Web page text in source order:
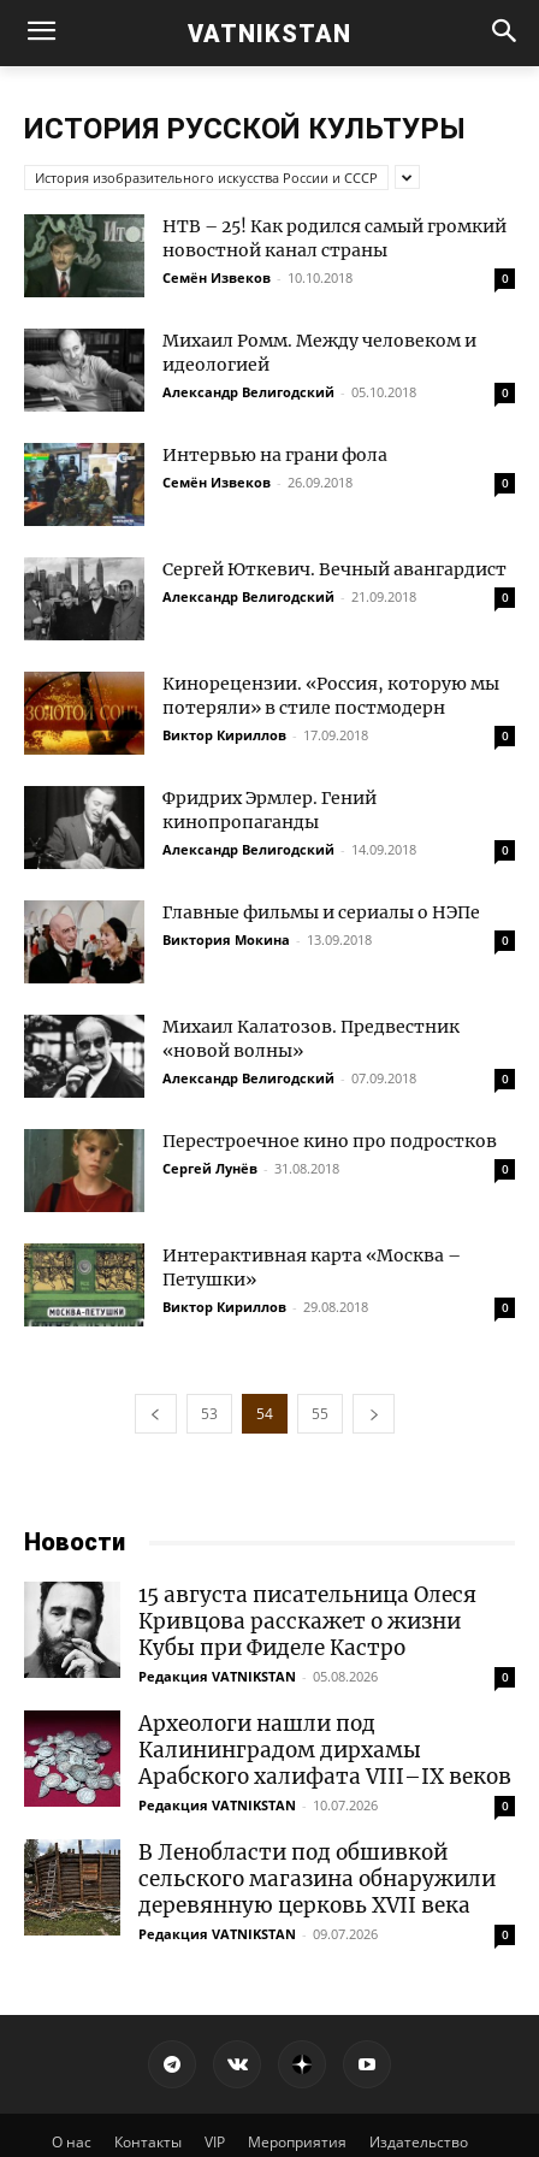
VATNIKSTAN
ИСТОРИЯ РУССКОЙ КУЛЬТУРЫ
История изобразительного искусства России и СССР
НТВ – 25! Как родился самый громкий
новостной канал страны
Семён Извеков - 10.10.2018 0
Михаил Ромм. Между человеком и
идеологией
Александр Велигодский - 05.10.2018 0
Интервью на грани фола
Семён Извеков - 26.09.2018 0
Сергей Юткевич. Вечный авангардист
Александр Велигодский - 21.09.2018 0
Кинорецензии. «Россия, которую мы
потеряли» в стиле постмодерн
Виктор Кириллов - 17.09.2018 0
Фридрих Эрмлер. Гений
кинопропаганды
Александр Велигодский - 14.09.2018 0
Главные фильмы и сериалы о НЭПе
Виктория Мокина - 13.09.2018 0
Михаил Калатозов. Предвестник
«новой волны»
Александр Велигодский - 07.09.2018 0
Перестроечное кино про подростков
Сергей Лунёв - 31.08.2018 0
Интерактивная карта «Москва –
Петушки»
Виктор Кириллов - 29.08.2018 0
53 54 55
Новости
15 августа писательница Олеся
Кривцова расскажет о жизни
Кубы при Фиделе Кастро
Редакция VATNIKSTAN - 05.08.2026 0
Археологи нашли под
Калининградом дирхамы
Арабского халифата VIII–IX веков
Редакция VATNIKSTAN - 10.07.2026 0
В Ленобласти под обшивкой
сельского магазина обнаружили
деревянную церковь XVII века
Редакция VATNIKSTAN - 09.07.2026 0
О нас Контакты VIP Мероприятия Издательство